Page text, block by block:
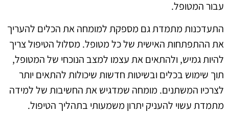
עבור המטופל.
התעדכנות מתמדת גם מספקת למומחה את הכלים להעריך
את ההתפתחות האישית של כל מטופל. מסלול הטיפול צריך
להיות גמיש, ולהתאים את עצמו למצב הנוכחי של המטופל,
תוך שימוש בכלים ובשיטות חדשות שיכולות להתאים יותר
לצרכיו המשתנים. מומחה שמדגיש את החשיבות של למידה
מתמדת עשוי להעניק יתרון משמעותי בתהליך הטיפול.